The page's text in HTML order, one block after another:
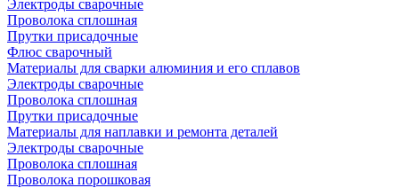
Электроды сварочные
Проволока сплошная
Прутки присадочные
Флюс сварочный
Материалы для сварки алюминия и его сплавов
Электроды сварочные
Проволока сплошная
Прутки присадочные
Материалы для наплавки и ремонта деталей
Электроды сварочные
Проволока сплошная
Проволока порошковая